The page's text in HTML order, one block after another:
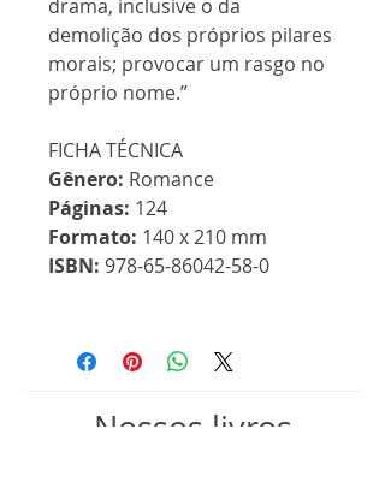
drama, inclusive o da
demolição dos próprios pilares
morais; provocar um rasgo no
próprio nome.”
FICHA TÉCNICA
Gênero: Romance
Páginas: 124
Formato: 140 x 210 mm
ISBN: 978-65-86042-58-0
Nossos livros